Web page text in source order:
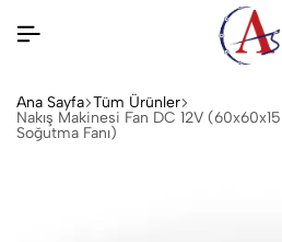
Ana Sayfa Tüm Ürünler
Nakış Makinesi Fan DC 12V
Soğutma Fanı)